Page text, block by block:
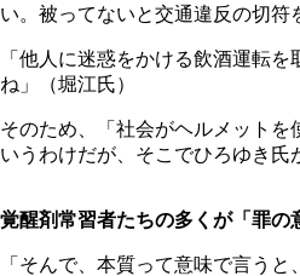
い。被ってないと交通違反の切符
「他人に迷惑をかける飲酒運転
ね」（堀江氏）
そのため、「社会がヘルメット
いうわけだが、そこでひろゆき氏
覚醒剤常習者たちの多くが「罪の
「そんで、本質って意味で言う